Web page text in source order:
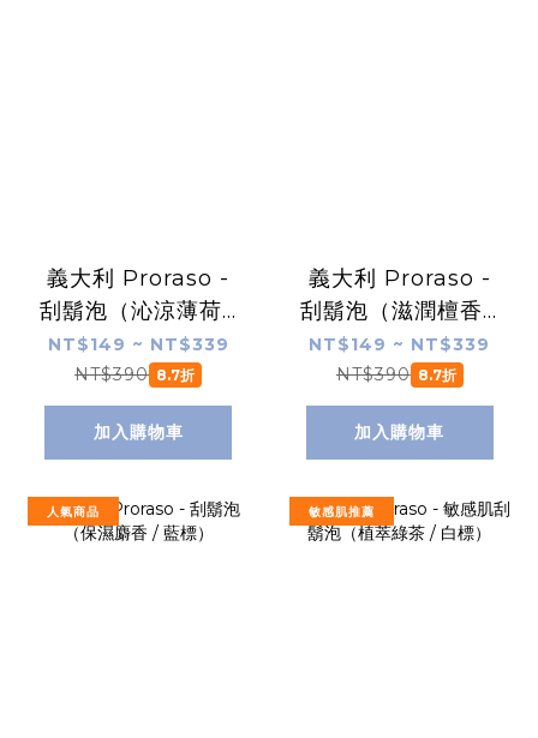
義大利 Proraso -
刮鬍泡（沁涼薄荷 /
綠標）
NT$149 ~ NT$339
NT$390 8.7折
加入購物車
義大利 Proraso -
刮鬍泡（滋潤檀香 /
紅標）
NT$149 ~ NT$339
NT$390 8.7折
加入購物車
人氣商品 敏感肌推薦